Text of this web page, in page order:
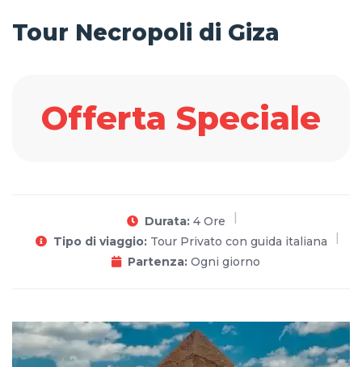
Tour Necropoli di Giza
Offerta Speciale
Durata: 4 Ore
Tipo di viaggio: Tour Privato con guida italiana
Partenza: Ogni giorno